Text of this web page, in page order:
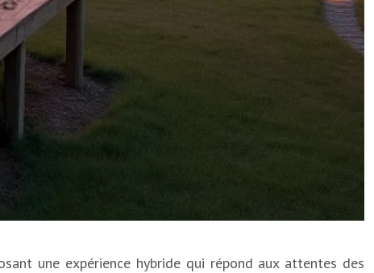
une expérience hybride qui répond aux attentes des